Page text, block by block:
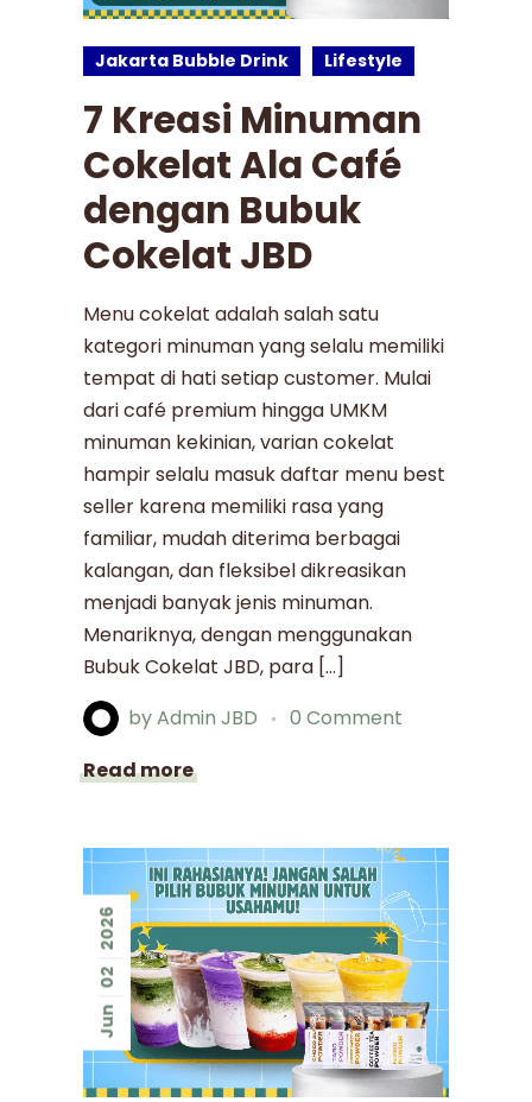
Jakarta Bubble Drink Lifestyle
7 Kreasi Minuman
Cokelat Ala Café
dengan Bubuk
Cokelat JBD
Menu cokelat adalah salah satu
kategori minuman yang selalu memiliki
tempat di hati setiap customer. Mulai
dari café premium hingga UMKM
minuman kekinian, varian cokelat
hampir selalu masuk daftar menu best
seller karena memiliki rasa yang
familiar, mudah diterima berbagai
kalangan, dan fleksibel dikreasikan
menjadi banyak jenis minuman.
Menariknya, dengan menggunakan
Bubuk Cokelat JBD, para […]
byAdmin JBD
0 Comment
Read more
Jun
02
2026